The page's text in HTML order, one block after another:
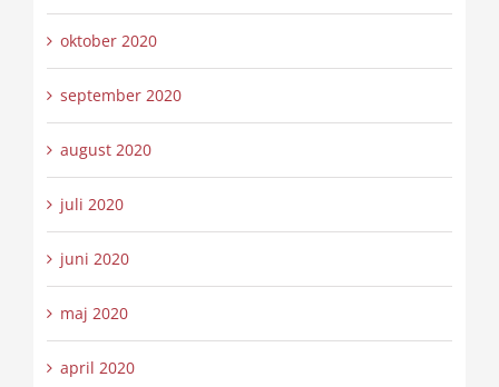
oktober 2020
september 2020
august 2020
juli 2020
juni 2020
maj 2020
april 2020